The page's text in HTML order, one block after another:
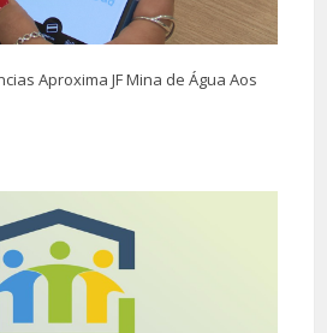
Aproxima JF Mina de Água Aos